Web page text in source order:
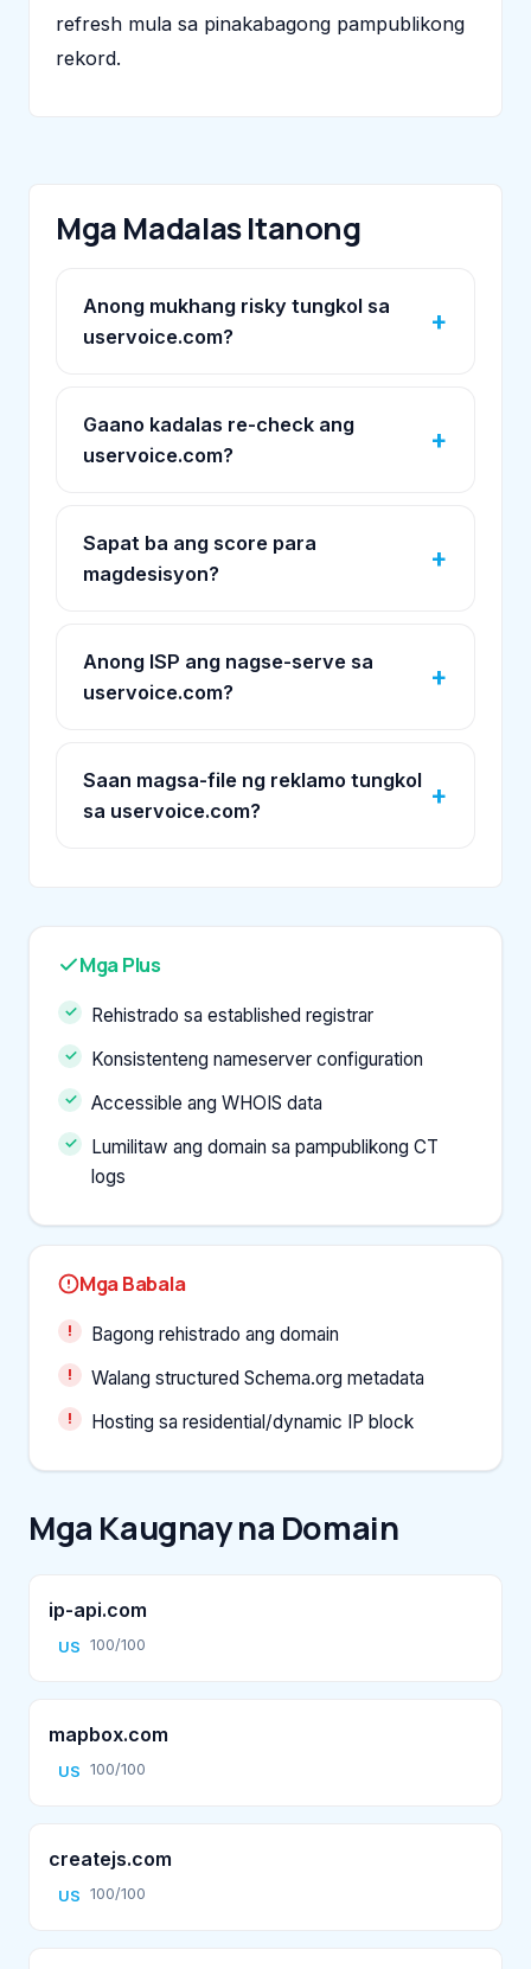
refresh mula sa pinakabagong pampublikong
rekord.
Mga Madalas Itanong
Anong mukhang risky tungkol sa
uservoice.com?
Gaano kadalas re-check ang
uservoice.com?
Sapat ba ang score para
magdesisyon?
Anong ISP ang nagse-serve sa
uservoice.com?
Saan magsa-file ng reklamo tungkol
sa uservoice.com?
Mga Plus
Rehistrado sa established registrar
Konsistenteng nameserver configuration
Accessible ang WHOIS data
Lumilitaw ang domain sa pampublikong CT
logs
Mga Babala
Bagong rehistrado ang domain
Walang structured Schema.org metadata
Hosting sa residential/dynamic IP block
Mga Kaugnay na Domain
ip-api.com
US 100/100
mapbox.com
US 100/100
createjs.com
US 100/100